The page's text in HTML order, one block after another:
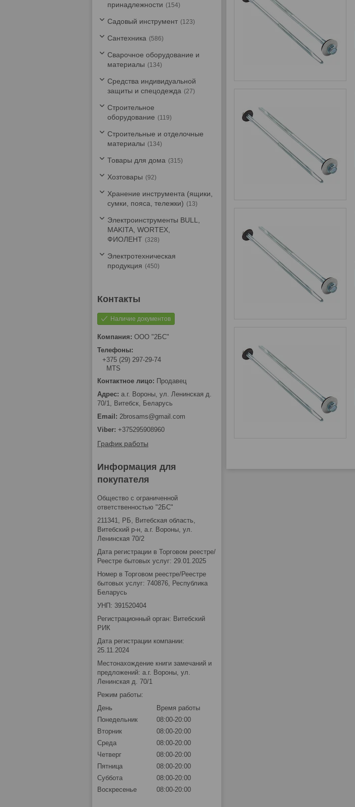
принадлежности
154
Садовый инструмент 123
Сантехника 586
Сварочное оборудование и
материалы
134
Средства индивидуальной
защиты и спецодежда
27
Строительное
оборудование
119
Строительные и отделочные
материалы
134
Товары для дома 315
Хозтовары 92
Хранение инструмента (ящики,
сумки, пояса, тележки)
13
Электроинструменты BULL,
MAKITA, WORTEX,
ФИОЛЕНТ
328
Электротехническая
продукция
450
Наличие документов
ООО "2БС"
+375 (29) 297-29-74
MTS
Продавец
а.г. Вороны, ул. Ленинская д.
70/1, Витебск, Беларусь
2brosams@gmail.com
+375295908960
График работы
Информация для
покупателя
Общество с ограниченной
ответственностью "2БС"
211341, РБ, Витебская область,
Витебский р-н, а.г. Вороны, ул.
Ленинская 70/2
Дата регистрации в Торговом реестре/
Реестре бытовых услуг: 29.01.2025
Номер в Торговом реестре/Реестре
бытовых услуг: 740876, Республика
Беларусь
УНП: 391520404
Регистрационный орган: Витебский
РИК
Дата регистрации компании:
25.11.2024
Местонахождение книги замечаний и
предложений: а.г. Вороны, ул.
Ленинская д. 70/1
Режим работы:
День
Время работы
Понедельник
08:00-20:00
Вторник
08:00-20:00
Среда
08:00-20:00
Четверг
08:00-20:00
Пятница
08:00-20:00
Суббота
08:00-20:00
Воскресенье
08:00-20:00